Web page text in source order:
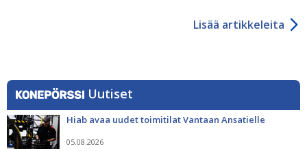
Lisää artikkeleita
Uutiset
Hiab avaa uudet toimitilat Vantaan Ansatielle
05.08.2026